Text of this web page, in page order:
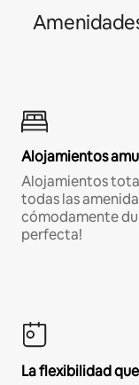
Alojamientos
Alojamientos
todas las
cómodamente
perfecta!
La flexibilidad